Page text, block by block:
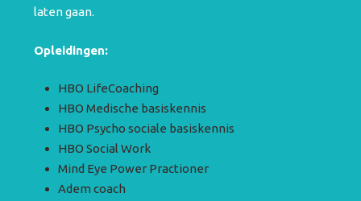
laten gaan.
Opleidingen:
HBO LifeCoaching
HBO Medische basiskennis
HBO Psycho sociale basiskennis
HBO Social Work
Mind Eye Power Practioner
Adem coach